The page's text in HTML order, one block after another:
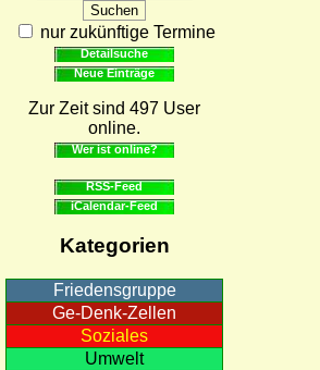
nur zukünftige Termine
Detailsuche
Neue Einträge
Zur Zeit sind 497 User
online.
Wer ist online?
RSS-Feed
iCalendar-Feed
Kategorien
Friedensgruppe
Ge-Denk-Zellen
Soziales
Umwelt